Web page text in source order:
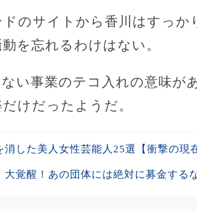
ドのサイトから香川はすっか
を忘れるわけはない。
い事業のテコ入れの意味が
けだったようだ。
した美人女性芸能人25選【衝撃の現
大覚醒！あの団体には絶対に募金する